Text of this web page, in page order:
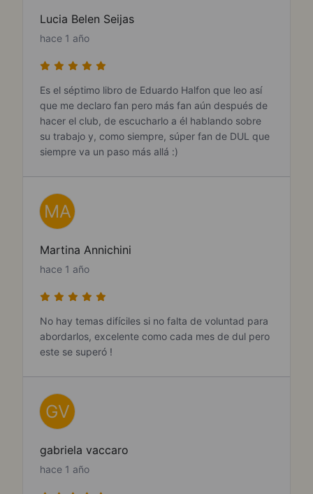
Lucia Belen Seijas
hace 1 año
Es el séptimo libro de Eduardo Halfon que leo así
que me declaro fan pero más fan aún después de
hacer el club, de escucharlo a él hablando sobre
su trabajo y, como siempre, súper fan de DUL que
siempre va un paso más allá :)
MA
Martina Annichini
hace 1 año
No hay temas difíciles si no falta de voluntad para
abordarlos, excelente como cada mes de dul pero
este se superó !
GV
gabriela vaccaro
hace 1 año